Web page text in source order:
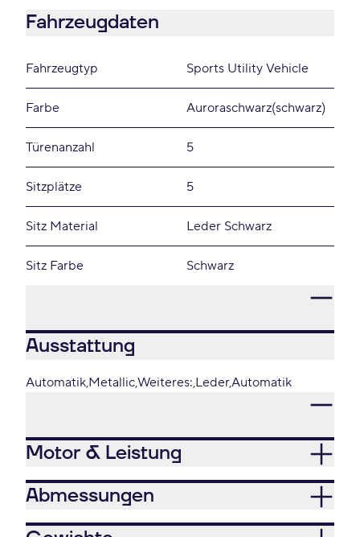
Fahrzeugdaten
Fahrzeugtyp Sports Utility Vehicle
Farbe Auroraschwarz(schwarz)
Türenanzahl 5
Sitzplätze 5
Sitz Material Leder Schwarz
Sitz Farbe Schwarz
Ausstattung
Automatik MetallicWeiteres: LederAutomatik
Motor & Leistung
Abmessungen